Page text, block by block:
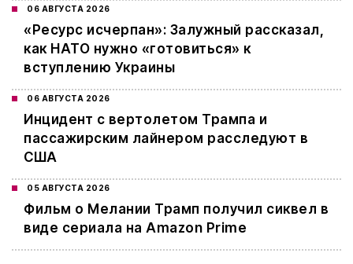
06 АВГУСТА 2026
«Ресурс исчерпан»: Залужный рассказал,
как НАТО нужно «готовиться» к
вступлению Украины
06 АВГУСТА 2026
Инцидент с вертолетом Трампа и
пассажирским лайнером расследуют в
США
05 АВГУСТА 2026
Фильм о Мелании Трамп получил сиквел в
виде сериала на Amazon Prime